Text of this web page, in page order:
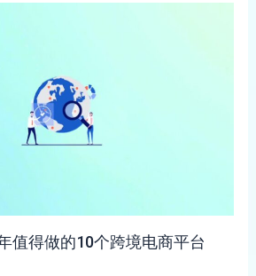
值得做的10个跨境电商平台